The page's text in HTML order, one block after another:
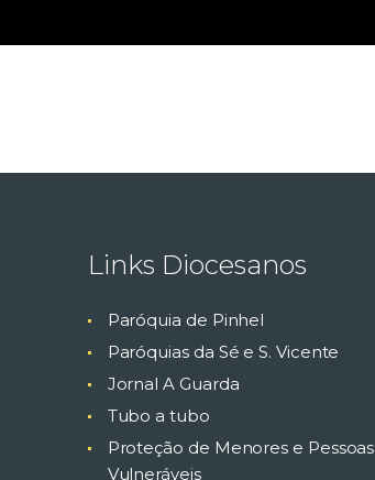
Links Diocesanos
Paróquia de Pinhel
Paróquias da Sé e S. Vicente
Jornal A Guarda
Tubo a tubo
Proteção de Menores e Pessoas
Vulneráveis